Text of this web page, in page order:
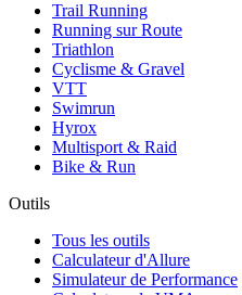
Trail Running
Running sur Route
Triathlon
Cyclisme & Gravel
VTT
Swimrun
Hyrox
Multisport & Raid
Bike & Run
Outils
Tous les outils
Calculateur d'Allure
Simulateur de Performance